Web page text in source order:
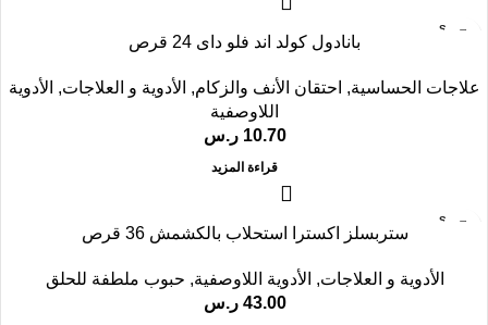
SOLD
بانادول كولد اند فلو داى 24 قرص
علاجات الحساسية, احتقان الأنف والزكام, الأدوية و العلاجات, الأدوية
اللاوصفية
10.70 ر.س
قراءة المزيد
SOLD
ستربسلز اكسترا استحلاب بالكشمش 36 قرص
الأدوية و العلاجات, الأدوية اللاوصفية, حبوب ملطفة للحلق
43.00 ر.س